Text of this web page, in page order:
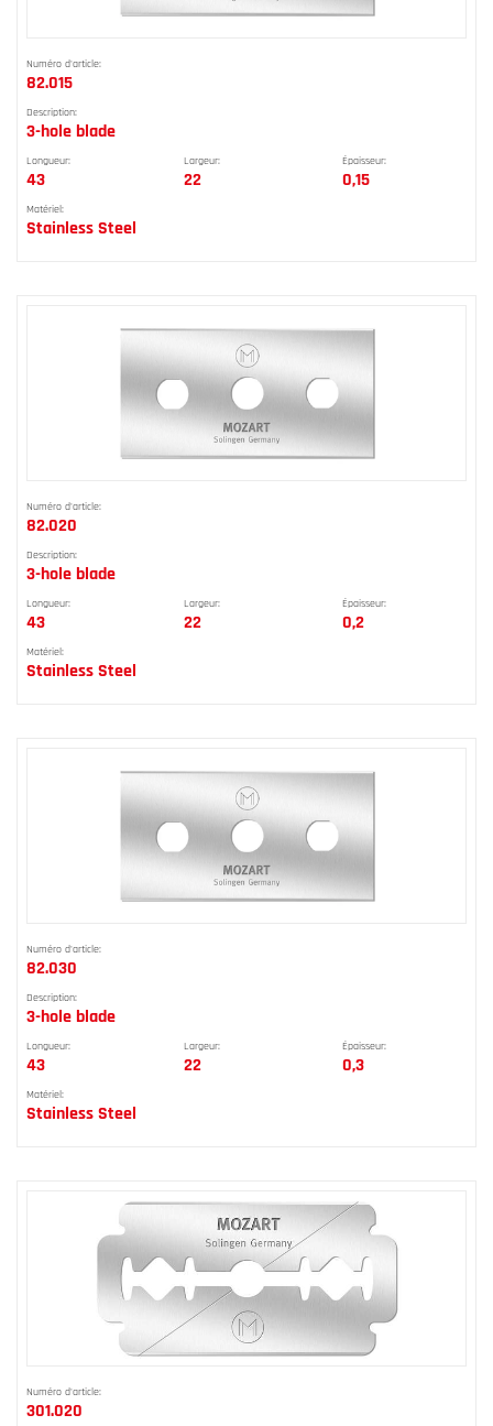
Numéro d'article:
82.015
Description:
3-hole blade
Longueur:
43
Largeur:
22
Épaisseur:
0,15
Matériel:
Stainless Steel
Numéro d'article:
82.020
Description:
3-hole blade
Longueur:
43
Largeur:
22
Épaisseur:
0,2
Matériel:
Stainless Steel
Numéro d'article:
82.030
Description:
3-hole blade
Longueur:
43
Largeur:
22
Épaisseur:
0,3
Matériel:
Stainless Steel
Numéro d'article:
301.020